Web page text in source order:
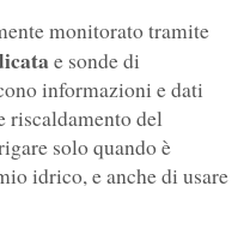
monitorato tramite
e sonde di
informazioni e dati
riscaldamento del
solo quando è
idrico, e anche di usare